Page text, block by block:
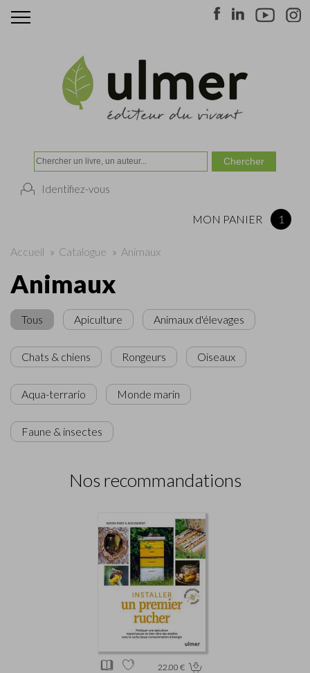
Identifiez-vous
MON PANIER 1
Accueil » Catalogue » Animaux
Animaux
Tous Apiculture Animaux d'élevages
Chats & chiens Rongeurs Oiseaux
Aqua-terrario Monde marin
Faune & insectes
Nos recommandations
22.00 €